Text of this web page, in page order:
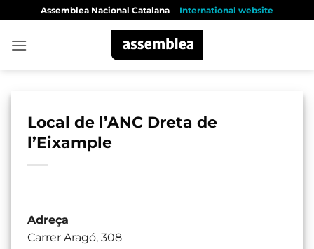
content
Assemblea Nacional Catalana International website
Local de l’ANC Dreta de
l’Eixample
Adreça
Carrer Aragó, 308